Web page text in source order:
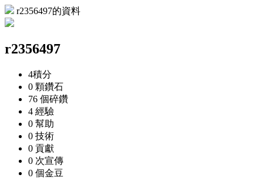
r2356497的資料
r2356497
4積分
0 顆鑽石
76 個碎鑽
4 經驗
0 幫助
0 技術
0 貢獻
0 次宣傳
0 個金豆